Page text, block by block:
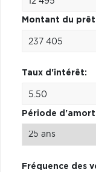
Montant du
Taux d'intérêt:
Période
Fréquence des